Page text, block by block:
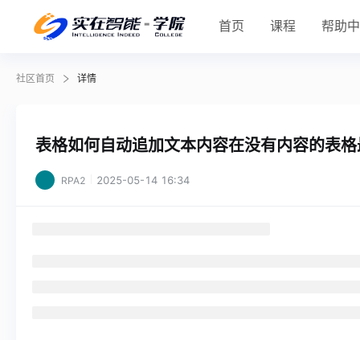
首页 课程 帮助
社区首页 详情
表格如何自动追加文本内容在没有内容的表
RPA2 2025-05-14 16:34